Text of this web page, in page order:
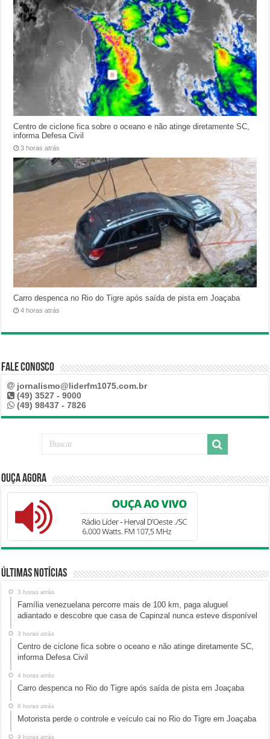
Centro de ciclone fica sobre o oceano e não atinge diretamente SC,
informa Defesa Civil
3 horas atrás
Carro despenca no Rio do Tigre após saída de pista em Joaçaba
4 horas atrás
Fale Conosco
jornalismo@liderfm1075.com.br
(49) 3527 - 9000
(49) 98437 - 7826
Ouça Agora
Últimas Notícias
3 horas atrás
Família venezuelana percorre mais de 100 km, paga aluguel
adiantado e descobre que casa de Capinzal nunca esteve disponível
3 horas atrás
Centro de ciclone fica sobre o oceano e não atinge diretamente SC,
informa Defesa Civil
4 horas atrás
Carro despenca no Rio do Tigre após saída de pista em Joaçaba
6 horas atrás
Motorista perde o controle e veículo cai no Rio do Tigre em Joaçaba
9 horas atrás